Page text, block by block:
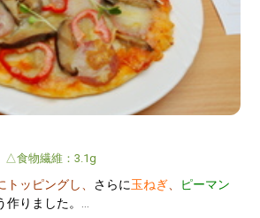
△食物繊維：3.1g
トッピングし、 さらに玉ねぎ
ピーマン
りました。